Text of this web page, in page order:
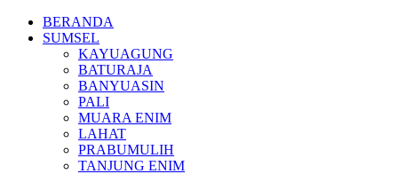
BERANDA
SUMSEL
KAYUAGUNG
BATURAJA
BANYUASIN
PALI
MUARA ENIM
LAHAT
PRABUMULIH
TANJUNG ENIM